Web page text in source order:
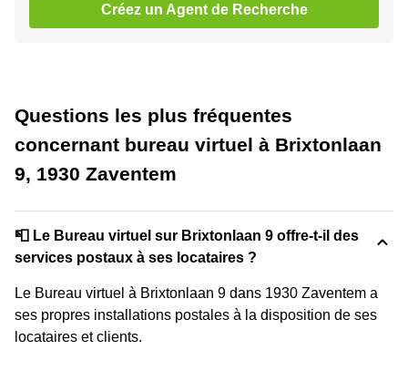
Créez un Agent de Recherche
Questions les plus fréquentes
concernant bureau virtuel à Brixtonlaan
9, 1930 Zaventem
📮 Le Bureau virtuel sur Brixtonlaan 9 offre-t-il des
services postaux à ses locataires ?
Le Bureau virtuel à Brixtonlaan 9 dans 1930 Zaventem a
ses propres installations postales à la disposition de ses
locataires et clients.